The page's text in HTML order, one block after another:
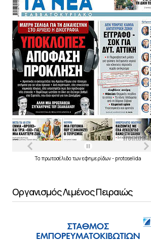
Τα πρωτοσέλιδα τωνεφημερίδων- protoselida
Οργανισμός Λιμένος Πειραιώς